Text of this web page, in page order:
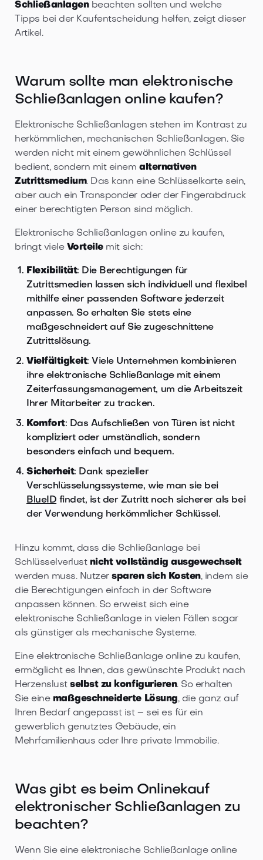
Schließanlagenbeachten sollten und welche
Tipps bei der Kaufentscheidung helfen, zeigt dieser
Artikel.
Warum sollte man elektronische
Schließanlagen online kaufen?
Elektronische Schließanlagen stehen im Kontrast zu
herkömmlichen, mechanischen Schließanlagen. Sie
werden nicht mit einem gewöhnlichen Schlüssel
bedient, sondern mit einemalternativen
Zutrittsmedium. Das kann eine Schlüsselkarte sein,
aber auch ein Transponder oder der Fingerabdruck
einer berechtigten Person sind möglich.
Elektronische Schließanlagen online zu kaufen,
bringt viele Vorteilemit sich:
Flexibilität: Die Berechtigungen für
Zutrittsmedien lassen sich individuell und flexibel
mithilfe einer passenden Software jederzeit
anpassen. So erhalten Sie stets eine
maßgeschneidert auf Sie zugeschnittene
Zutrittslösung.
Vielfältigkeit: Viele Unternehmen kombinieren
ihre elektronische Schließanlage mit einem
Zeiterfassungsmanagement, um die Arbeitszeit
Ihrer Mitarbeiter zu tracken.
Komfort: Das Aufschließen von Türen ist nicht
kompliziert oder umständlich, sondern
besonders einfach und bequem.
Sicherheit: Dank spezieller
Verschlüsselungssysteme, wie man sie bei
BlueID findet, ist der Zutritt noch sicherer als bei
der Verwendung herkömmlicher Schlüssel.
Hinzu kommt, dass die Schließanlage bei
Schlüsselverlust nicht vollständig ausgewechselt
werden muss. Nutzersparen sich Kosten, indem sie
die Berechtigungen einfach in der Software
anpassen können. So erweist sich eine
elektronische Schließanlage in vielen Fällen sogar
als günstiger als mechanische Systeme.
Eine elektronische Schließanlage online zu kaufen,
ermöglicht es Ihnen, das gewünschte Produkt nach
Herzenslustselbst zu konfigurieren. So erhalten
Sie eine maßgeschneiderte Lösung, die ganz auf
Ihren Bedarf angepasst ist – sei es für ein
gewerblich genutztes Gebäude, ein
Mehrfamilienhaus oder Ihre private Immobilie.
Was gibt es beim Onlinekauf
elektronischer Schließanlagen zu
beachten?
Wenn Sie eine elektronische Schließanlage online